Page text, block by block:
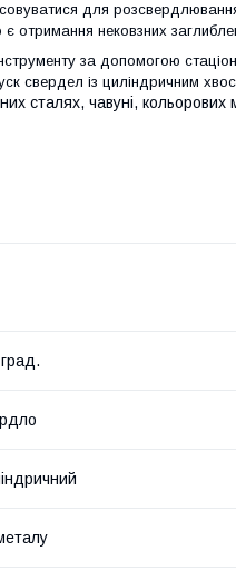
для
отримання нековзних
за допомогою
свердел із циліндричним
сталях, чавуні,